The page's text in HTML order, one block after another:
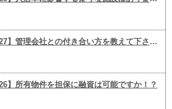
横なので今後のトラブルを避けクレームを
は
でほしいとの要望です。
【Q＆A Vol127】管理会社との付き合い方を教えて下さい！
】所有物件を担保に融資は可能ですか！？